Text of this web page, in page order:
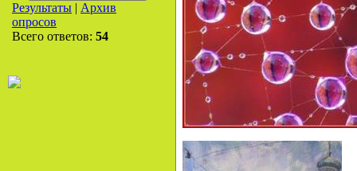
Результаты | Архив
опросов
Всего ответов: 54